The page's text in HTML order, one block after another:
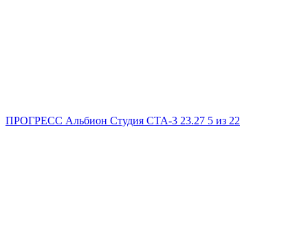
ПРОГРЕСС Альбион Студия СТА-3 23.27 5 из 22